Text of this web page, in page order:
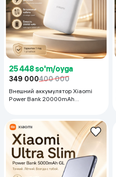
25 448 so'm/oyga
349 000400 000
Внешний аккумулятор Xiaomi
Power Bank 20000mAh